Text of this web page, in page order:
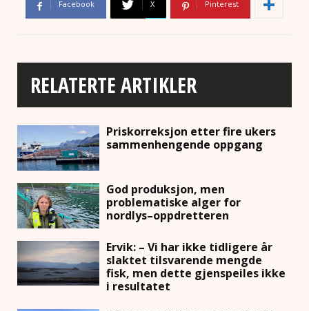
Facebook X Pinterest
RELATERTE ARTIKLER
Priskorreksjon etter fire ukers
sammenhengende oppgang
God produksjon, men
problematiske alger for
nordlys–oppdretteren
Ervik: – Vi har ikke tidligere år
slaktet tilsvarende mengde
fisk, men dette gjenspeiles ikke
i resultatet